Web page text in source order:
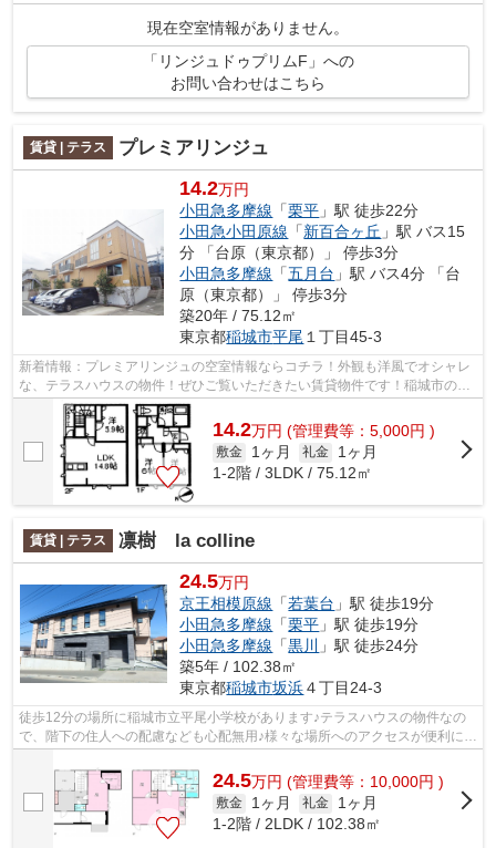
現在空室情報がありません。
「リンジュドゥプリムF」への
お問い合わせはこちら
賃貸 | テラス プレミアリンジュ
14.2万円
小田急多摩線 「栗平 」駅 徒歩22分
小田急小田原線 「新百合ヶ丘 」駅 バス15
分 「台原（東京都）」 停歩3分
小田急多摩線 「五月台 」駅 バス4分 「台
原（東京都）」 停歩3分
築20年 / 75.12㎡
東京都稲城市平尾 １丁目45-3
新着情報：プレミアリンジュの空室情報ならコチラ！外観も洋風でオシャレ
な、テラスハウスの物件！ぜひご覧いただきたい賃貸物件です！稲城市の物
件選びに後悔したくない！そんな方は...
14.2万円 (管理費等：5,000円 )
敷金 1ヶ月 礼金
1ヶ月
1-2階 / 3LDK / 75.12㎡
賃貸 | テラス 凛樹 la colline
24.5万円
京王相模原線 「若葉台 」駅 徒歩19分
小田急多摩線 「栗平 」駅 徒歩19分
小田急多摩線 「黒川 」駅 徒歩24分
築5年 / 102.38㎡
東京都稲城市坂浜４丁目24-3
徒歩12分の場所に稲城市立平尾小学校があります♪テラスハウスの物件なの
で、階下の住人への配慮なども心配無用♪様々な場所へのアクセスが便利にな
る、2駅利用可能なテラスハウスです♪...
24.5万円 (管理費等：10,000円 )
敷金 1ヶ月 礼金
1ヶ月
1-2階 / 2LDK / 102.38㎡